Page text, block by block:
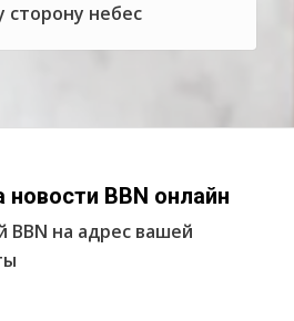
сторону небес
новости BBN онлайн
BBN на адрес вашей